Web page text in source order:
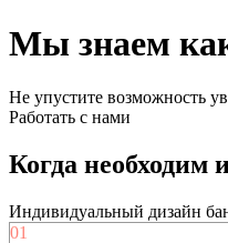
Мы знаем
Не упустите возможность
Работать с нами
Когда необходим
Индивидуальный дизайн
01